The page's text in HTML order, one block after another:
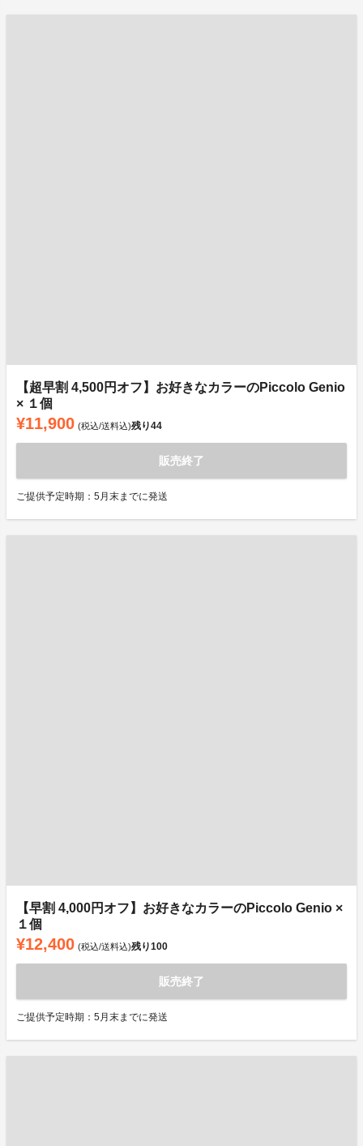
【超早割 4,500円オフ】お好きなカラーのPiccolo Genio
× １個
¥11,900 (税込/送料込)残り44
販売終了
ご提供予定時期：5月末までに発送
【早割 4,000円オフ】お好きなカラーのPiccolo Genio ×
１個
¥12,400 (税込/送料込)残り100
販売終了
ご提供予定時期：5月末までに発送